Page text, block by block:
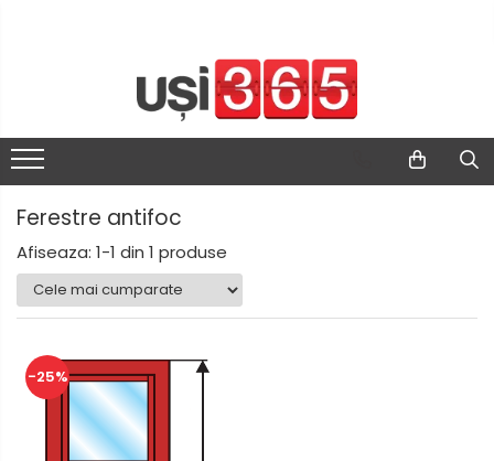
Ferestre antifoc
Afiseaza: 1-1 din 1 produse
-25%